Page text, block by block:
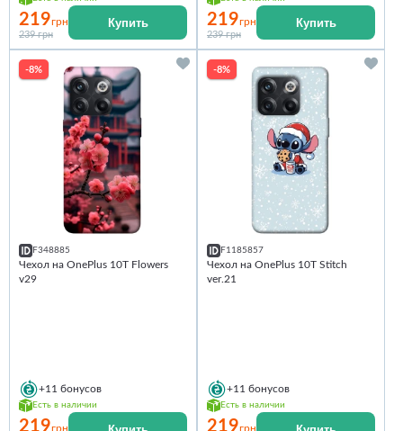
219грн
239 грн
Купить 219грн
239 грн
Купить
-8%
F348885
Чехол на OnePlus 10T Flowers
v29
+11 бонусов
Есть в наличии
219грн
-8%
F1185857
Чехол на OnePlus 10T Stitch
ver.21
+11 бонусов
Есть в наличии
219грн